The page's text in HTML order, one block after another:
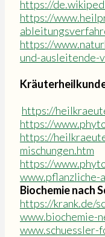
https://
https://
https://
und-ausleitende-
https://
https://
https://
mischungen.htm
https://
www.pflanzliche-
Biochemie nach
https://krank.de/
www.biochemie-
www.schuessler-